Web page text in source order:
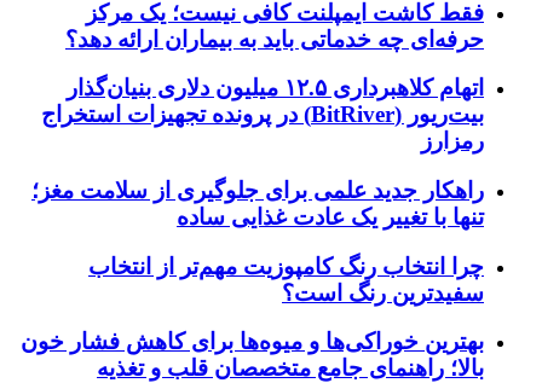
فقط کاشت ایمپلنت کافی نیست؛ یک مرکز
حرفه‌ای چه خدماتی باید به بیماران ارائه دهد؟
اتهام کلاهبرداری ۱۲.۵ میلیون دلاری بنیان‌گذار
بیت‌ریور (BitRiver) در پرونده تجهیزات استخراج
رمزارز
راهکار جدید علمی برای جلوگیری از سلامت مغز؛
تنها با تغییر یک عادت غذایی ساده
چرا انتخاب رنگ کامپوزیت مهم‌تر از انتخاب
سفیدترین رنگ است؟
بهترین خوراکی‌ها و میوه‌ها برای کاهش فشار خون
بالا؛ راهنمای جامع متخصصان قلب و تغذیه